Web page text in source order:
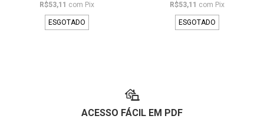
R$53,11 com Pix
ESGOTADO
R$53,11 com Pix
ESGOTADO
ACESSO FÁCIL EM PDF